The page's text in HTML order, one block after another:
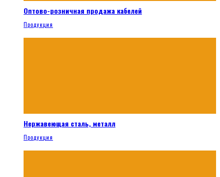
Оптово-розничная продажа кабелей
Продукция
Нержавеющая сталь, металл
Продукция